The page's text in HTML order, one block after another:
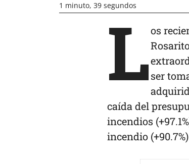
1 minuto, 39 segundos
Los
ser
caída del
incendios
incendio